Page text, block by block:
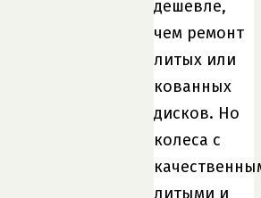
дешевле,
чем ремонт
литых или
кованных
дисков. Но
колеса с
литыми и